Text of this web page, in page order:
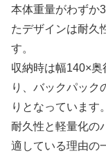
本体重量がわずか
たデザインは耐久
す。
収納時は幅140×
り、バックパック
りとなっています。
耐久性と軽量化の
適している理由の